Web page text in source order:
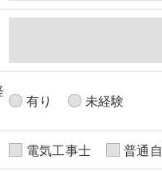
うえ、対応させて頂きま
有り 未経験
電気工事士 普通